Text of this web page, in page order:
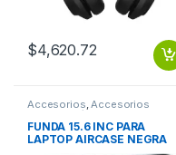
$4,620.72
Accesorios,Accesorios
Notebook / Tablet
FUNDA 15.6 INC PARA
LAPTOP AIRCASE NEGRA